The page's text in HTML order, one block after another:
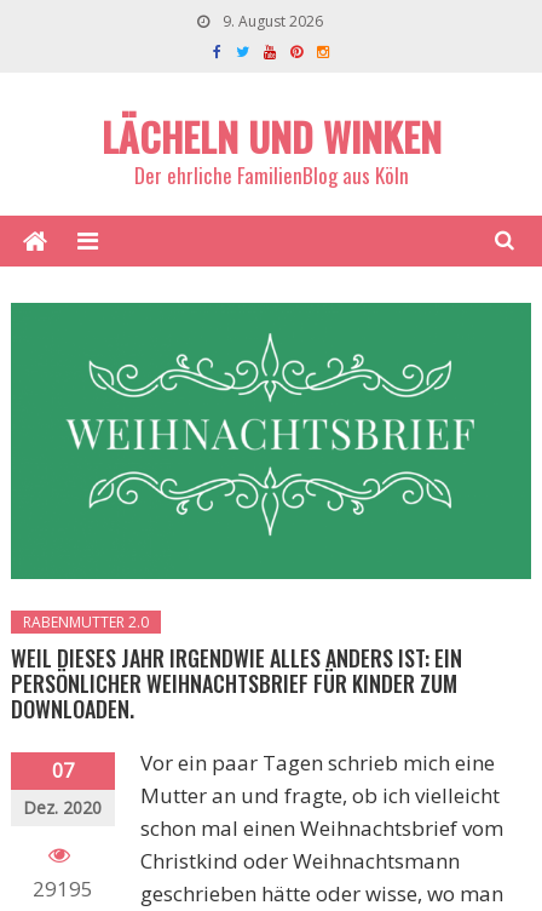
9. August 2026
LÄCHELN UND WINKEN
Der ehrliche FamilienBlog aus Köln
RABENMUTTER 2.0
WEIL DIESES JAHR IRGENDWIE ALLES ANDERS IST: EIN
PERSÖNLICHER WEIHNACHTSBRIEF FÜR KINDER ZUM
DOWNLOADEN.
07
Dez. 2020
29195
Vor ein paar Tagen schrieb mich eine
Mutter an und fragte, ob ich vielleicht
schon mal einen Weihnachtsbrief vom
Christkind oder Weihnachtsmann
geschrieben hätte oder wisse, wo man